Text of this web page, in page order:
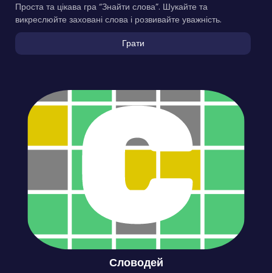
Проста та цікава гра “Знайти слова”. Шукайте та
викреслюйте заховані слова і розвивайте уважність.
Грати
Словодей